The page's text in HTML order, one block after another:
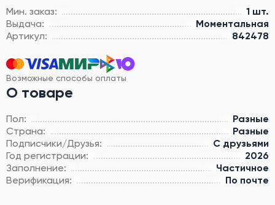
Мин. заказ:
1 шт.
Выдача:
Моментальная
Артикул:
842478
Возможные способы оплаты
О товаре
Пол:
Разные
Страна:
Разные
Подписчики/Друзья:
С друзьями
Год регистрации:
2026
Заполнение:
Частичное
Верификация:
По почте